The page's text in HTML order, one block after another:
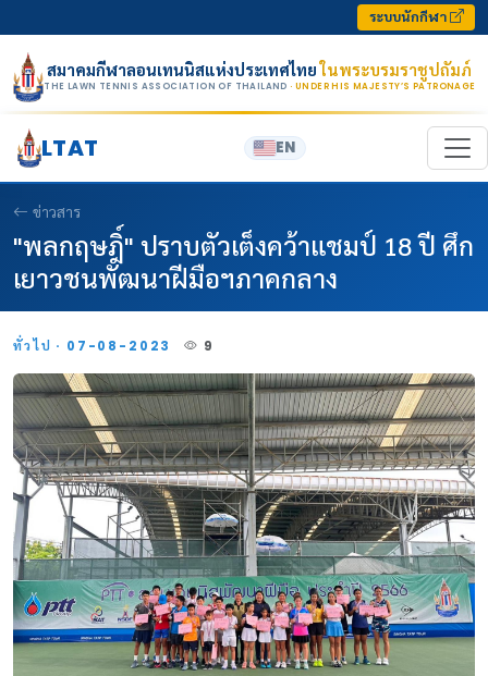
ระบบนักกีฬา
สมาคมกีฬาลอนเทนนิสแห่งประเทศไทยในพระบรมราชูปถัมภ์
THE LAWN TENNIS ASSOCIATION OF THAILAND · UNDER HIS MAJESTY’S PATRONAGE
LTAT EN
ข่าวสาร
"พลกฤษฎิ์" ปราบตัวเต็งคว้าแชมป์ 18 ปี ศึก
เยาวชนพัฒนาฝีมือฯภาคกลาง
ทั่วไป · 07-08-2023 9